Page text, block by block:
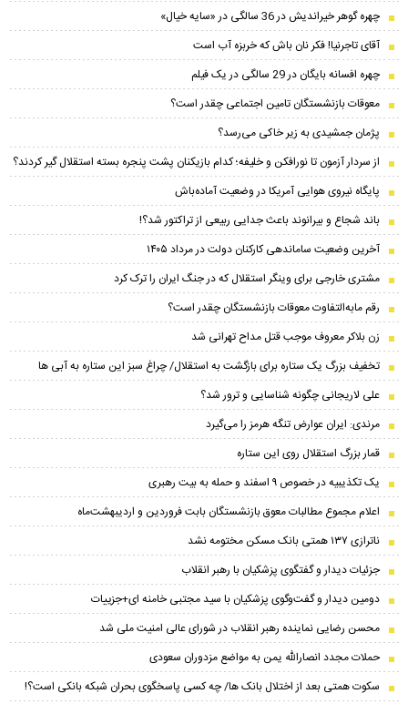
چهره گوهر خیراندیش در 36 سالگی در «سایه خیال»
آقای تاجرنیا! فکر نان باش که خربزه آب است
چهره افسانه بایگان در 29 سالگی در یک فیلم
معوقات بازنشستگان تامین اجتماعی چقدر است؟
پژمان جمشیدی به زیر خاکی می‌رسد؟
از سردار آزمون تا نورافکن و خلیفه؛ کدام بازیکنان پشت پنجره بسته استقلال گیر کردند؟
پایگاه نیروی هوایی آمریکا در وضعیت آماده‌باش
باند شجاع و بیرانوند باعث جدایی ربیعی از تراکتور شد؟!
آخرین وضعیت ساماندهی کارکنان دولت در مرداد ۱۴۰۵
مشتری خارجی برای وینگر استقلال که در جنگ ایران را ترک کرد
رقم مابه‌التفاوت معوقات بازنشستگان چقدر است؟
زن بلاکر معروف موجب قتل مداح تهرانی شد
تخفیف بزرگ یک ستاره برای بازگشت به استقلال/ چراغ سبز این ستاره به آبی ها
علی لاریجانی چگونه شناسایی و ترور شد؟
مرندی: ایران عوارض تنگه هرمز را می‌گیرد
قمار بزرگ استقلال روی این ستاره
یک تکذیبیه در خصوص ۹ اسفند و حمله به بیت رهبری
اعلام مجموع مطالبات معوق بازنشستگان بابت فروردین و اردیبهشت‌ماه
ناترازی ۱۳۷ همتی بانک مسکن مختومه نشد
جزئیات دیدار و گفتگوی پزشکیان با رهبر انقلاب
دومین دیدار و گفت‌وگوی پزشکیان با سید مجتبی خامنه ای+جزییات
محسن رضایی نماینده رهبر انقلاب در شورای عالی امنیت ملی شد
حملات مجدد انصارالله یمن به مواضع مزدوران سعودی
سکوت همتی بعد از اختلال بانک ها/ چه کسی پاسخگوی بحران شبکه بانکی است؟!